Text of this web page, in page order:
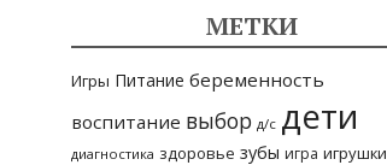
МЕТКИ
Игры Питание беременность
воспитание выбор д/с дети
диагностика здоровье зубы игра игрушки